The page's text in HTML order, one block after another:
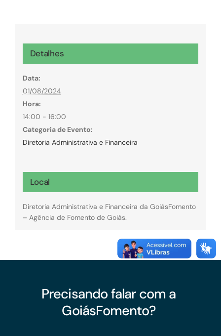
Detalhes
Data:
01/08/2024
Hora:
14:00 - 16:00
Categoria de Evento:
Diretoria Administrativa e Financeira
Local
Diretoria Administrativa e Financeira da GoiásFomento
– Agência de Fomento de Goiás.
Precisando falar com a
GoiásFomento?